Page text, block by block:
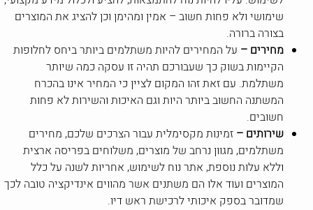
שימושי ולא פחות חשוב – אמין ומהימן וכן להציג את המוצרים
בצורה ברורה.
מחירים – על המחירים להיות משתלמים ביותר ביחס לחלופות
הקיימות בשוק כך שעבורכם תהיה זו עסקה כמה שיותר
משתלמת. עם זאת זהו המקום לציין כי המחיר אינו בהכרח
המשתנה החשוב ביותר היות וגם האיכות והשירות לא פחות
חשובים.
שירותים – זמינות מקסימלית עבור הצרכים שלכם, מחירים
משתלמים, מגוון נרחב של מוצרים, משלוחים בפריסה ארצית
וללא עלות נוספת, אתר נוח לשימוש, אחריות לשנה על כלל
המוצרים ועוד אלו הם משתנים אשר מהווים אינדיקציה טובה לכך
שמדובר בספק איכותי לרכישת ראש דיו.